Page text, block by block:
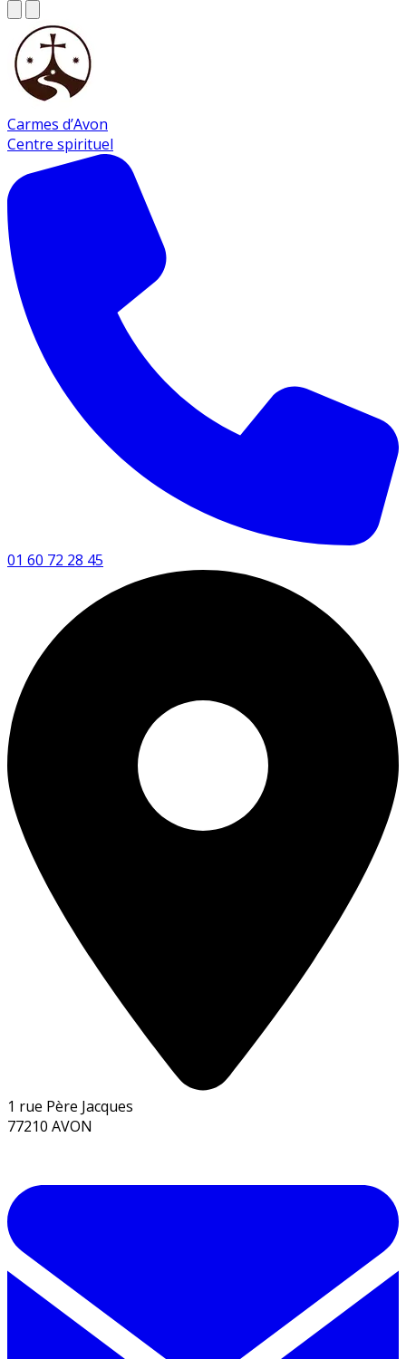
Carmes d’Avon
Centre spirituel
01 60 72 28 45
1 rue Père Jacques
77210 AVON